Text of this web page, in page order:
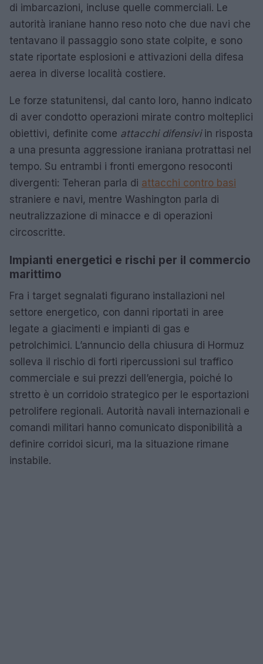
di imbarcazioni, incluse quelle commerciali. Le
autorità iraniane hanno reso noto che due navi che
tentavano il passaggio sono state colpite, e sono
state riportate esplosioni e attivazioni della difesa
aerea in diverse località costiere.
Le forze statunitensi, dal canto loro, hanno indicato
di aver condotto operazioni mirate contro molteplici
obiettivi, definite come attacchi difensiviin risposta
a una presunta aggressione iraniana protrattasi nel
tempo. Su entrambi i fronti emergono resoconti
divergenti: Teheran parla di attacchi contro basi
straniere e navi, mentre Washington parla di
neutralizzazione di minacce e di operazioni
circoscritte.
Impianti energetici e rischi per il commercio
marittimo
Fra i target segnalati figurano installazioni nel
settore energetico, con danni riportati in aree
legate a giacimenti e impianti di gas e
petrolchimici. L’annuncio della chiusura di Hormuz
solleva il rischio di forti ripercussioni sul traffico
commerciale e sui prezzi dell’energia, poiché lo
stretto è un corridoio strategico per le esportazioni
petrolifere regionali. Autorità navali internazionali e
comandi militari hanno comunicato disponibilità a
definire corridoi sicuri, ma la situazione rimane
instabile.